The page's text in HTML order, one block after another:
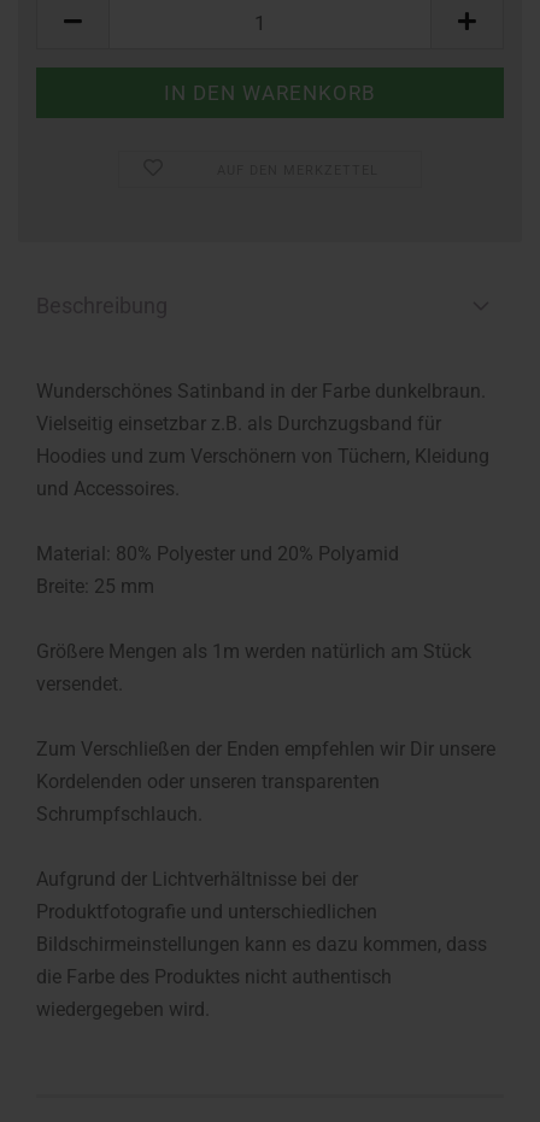
Wunderschönes Satinband in der Farbe dunkelbraun.
Vielseitig einsetzbar z.B. als Durchzugsband für
Hoodies und zum Verschönern von Tüchern, Kleidung
und Accessoires.
Material: 80% Polyester und 20% Polyamid
Breite: 25 mm
Größere Mengen als 1m werden natürlich am Stück
versendet.
Zum Verschließen der Enden empfehlen wir Dir unsere
Kordelenden oder unseren transparenten
Schrumpfschlauch.
Aufgrund der Lichtverhältnisse bei der
Produktfotografie und unterschiedlichen
Bildschirmeinstellungen kann es dazu kommen, dass
die Farbe des Produktes nicht authentisch
wiedergegeben wird.